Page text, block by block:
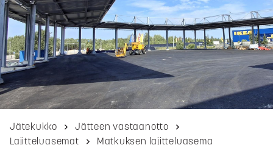
Jätekukko
Jätteen vastaanotto
Lajitteluasemat
Matkuksen lajitteluasema